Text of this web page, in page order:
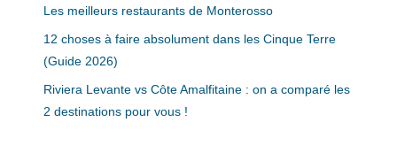
Les meilleurs restaurants de Monterosso
12 choses à faire absolument dans les Cinque Terre
(Guide 2026)
Riviera Levante vs Côte Amalfitaine : on a comparé les
2 destinations pour vous !